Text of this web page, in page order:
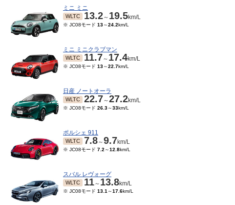
ミニ ミニ
WLTC 13.2～ 19.5km/L
※ JC08モード 13～24.2km/L
ミニ ミニクラブマン
WLTC 11.7～ 17.4km/L
※ JC08モード 13～22.7km/L
日産 ノートオーラ
WLTC 22.7～27.2km/L
※ JC08モード 26.3～33km/L
ポルシェ 911
WLTC 7.8～9.7km/L
※ JC08モード 7.2 ～12.8km/L
スバル レヴォーグ
WLTC 11～ 13.8km/L
※ JC08モード 13.1 ～17.6km/L